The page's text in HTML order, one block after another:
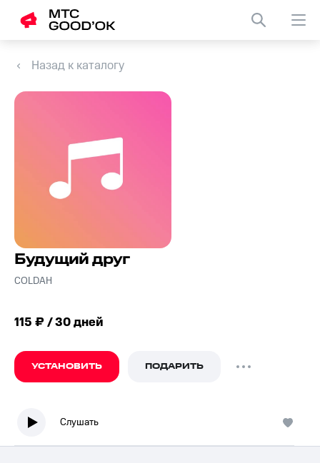
Назад к каталогу
Будущий друг
COLDAH
115 ₽ / 30 дней
УСТАНОВИТЬ ПОДАРИТЬ
Слушать